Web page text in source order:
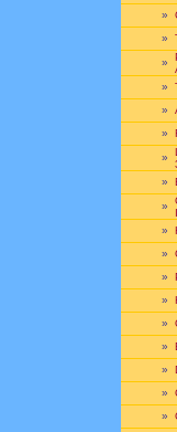
»
»
»
»
»
»
»
»
»
»
»
»
»
»
»
»
»
»